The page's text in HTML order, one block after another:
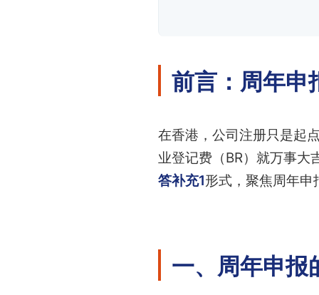
前言：周年申
在香港，公司注册只是起
业登记费（BR）就万事大
答补充1形式，聚焦周年
一、周年申报